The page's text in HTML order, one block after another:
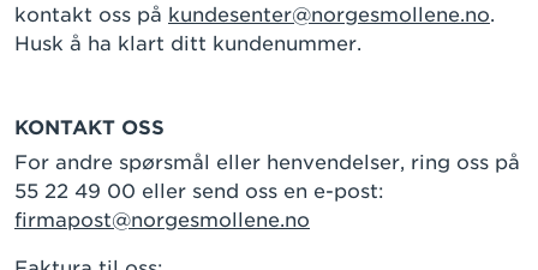
kontakt oss på kundesenter@norgesmollene.no.
Husk å ha klart ditt kundenummer.
KONTAKT OSS
For andre spørsmål eller henvendelser, ring oss på
55 22 49 00 eller send oss en e-post:
firmapost@norgesmollene.no